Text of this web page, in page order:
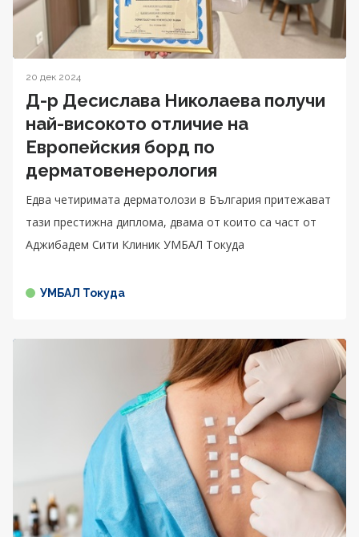
20 дек 2024
Д-р Десислава Николаева получи
най-високото отличие на
Европейския борд по
дерматовенерология
Едва четиримата дерматолози в България притежават
тази престижна диплома, двама от които са част от
Аджибадем Сити Клиник УМБАЛ Токуда
УМБАЛ Токуда